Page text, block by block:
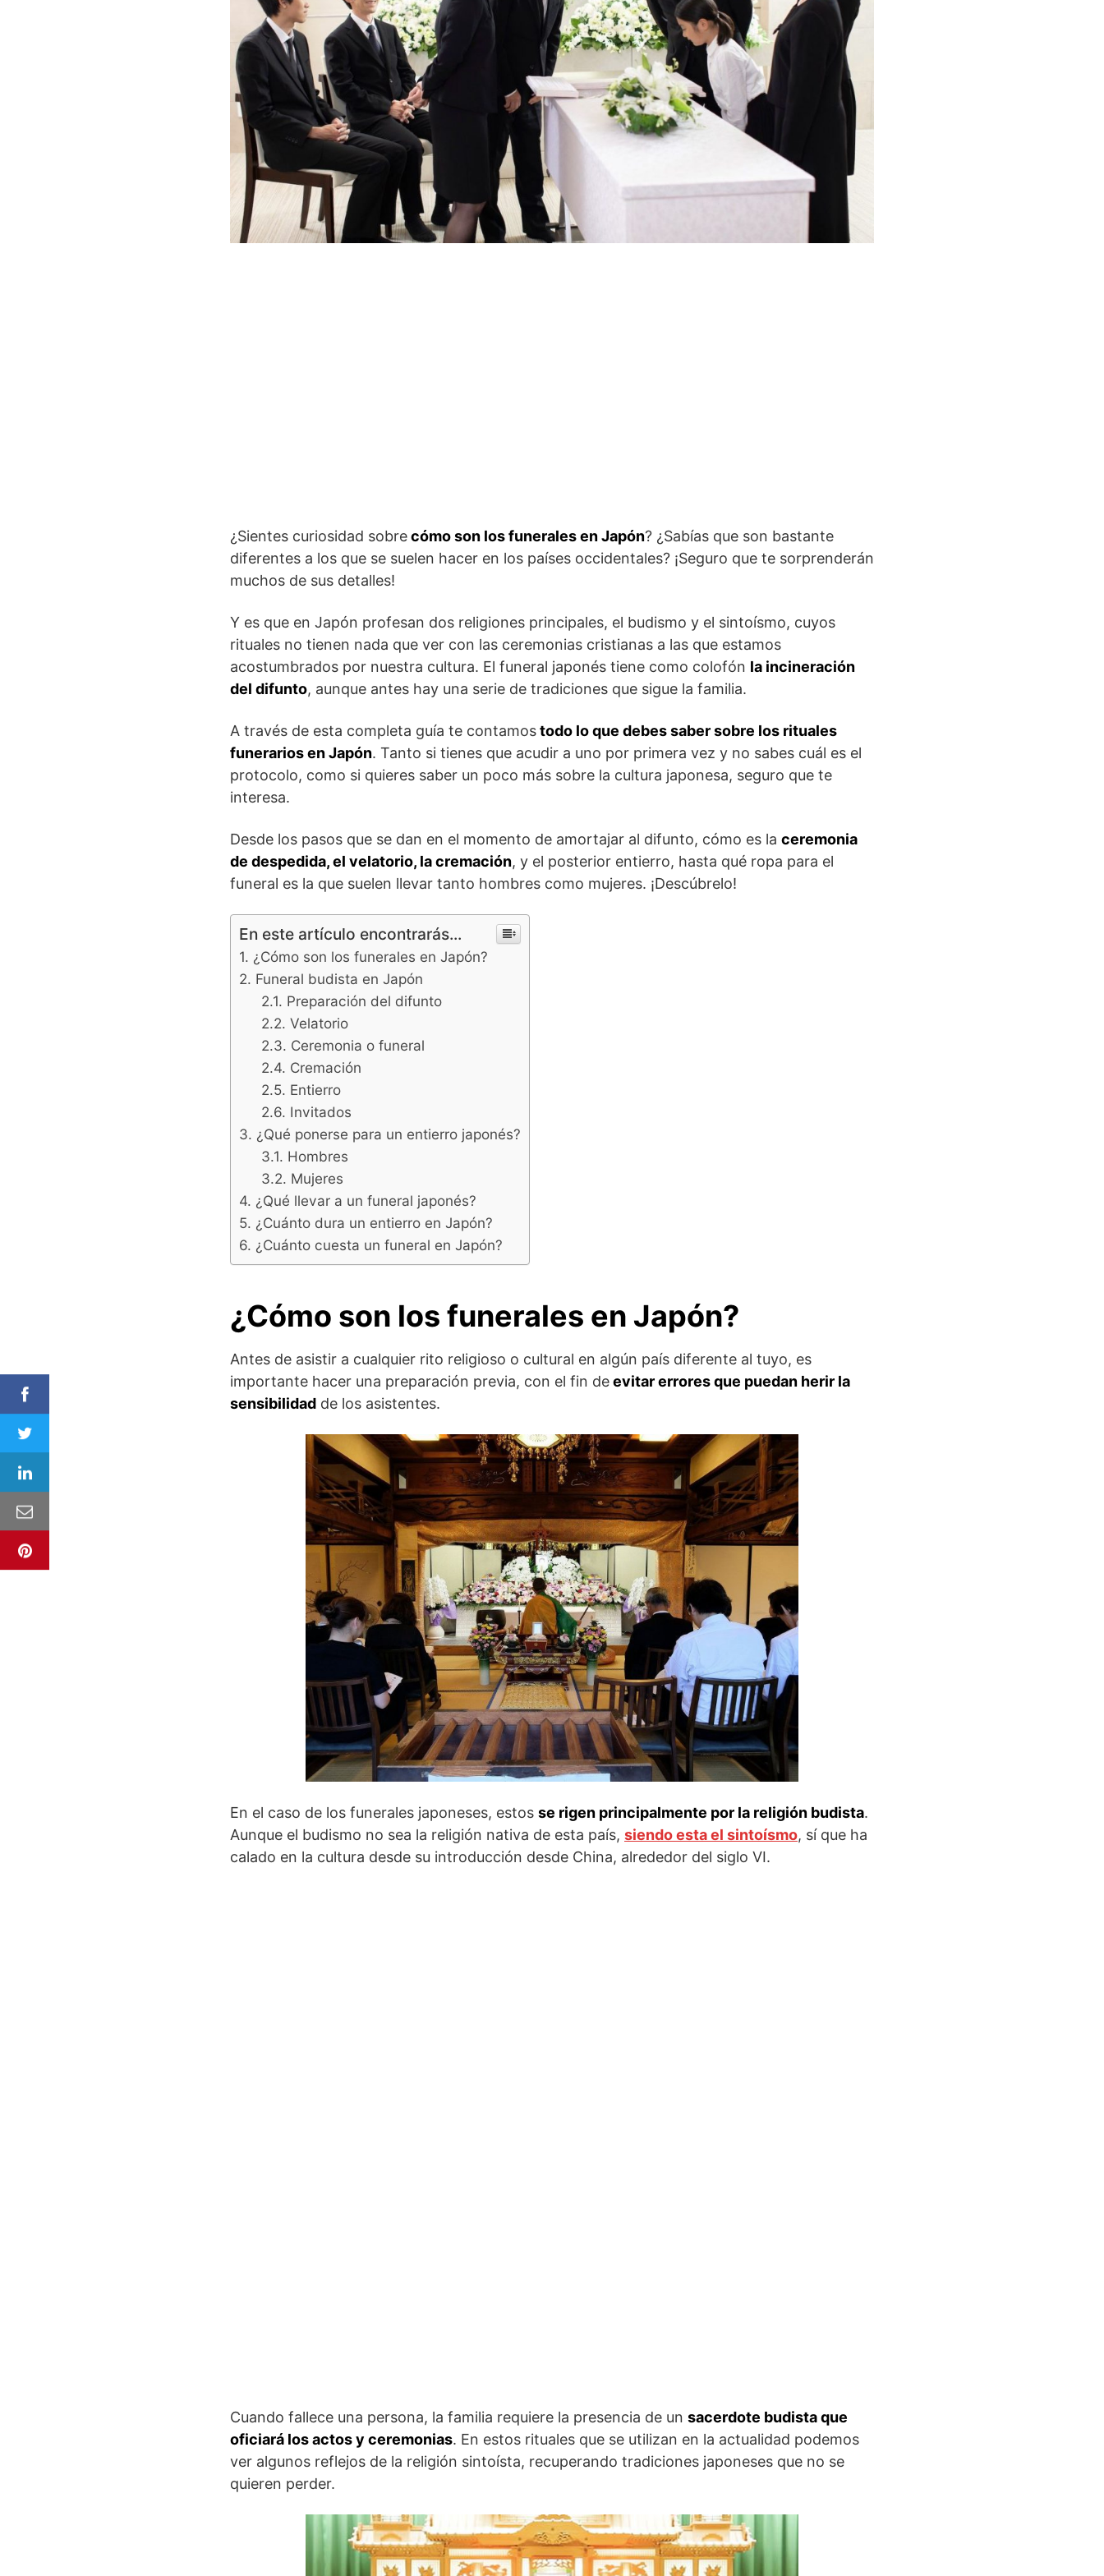
¿Sientes curiosidad sobrecómo son los funerales en Japón? ¿Sabías que son bastante
diferentes a los que se suelen hacer en los países occidentales? ¡Seguro que te sorprenderán
muchos de sus detalles!
Y es que en Japón profesan dos religiones principales, el budismo y el sintoísmo, cuyos
rituales no tienen nada que ver con las ceremonias cristianas a las que estamos
acostumbrados por nuestra cultura. El funeral japonés tiene como colofón la incineración
del difunto, aunque antes hay una serie de tradiciones que sigue la familia.
A través de esta completa guía te contamostodo lo que debes saber sobre los rituales
funerarios en Japón. Tanto si tienes que acudir a uno por primera vez y no sabes cuál es el
protocolo, como si quieres saber un poco más sobre la cultura japonesa, seguro que te
interesa.
Desde los pasos que se dan en el momento de amortajar al difunto, cómo es la ceremonia
de despedida, el velatorio, la cremación, y el posterior entierro, hasta qué ropa para el
funeral es la que suelen llevar tanto hombres como mujeres. ¡Descúbrelo!
En este artículo encontrarás...
¿Cómo son los funerales en Japón?
Funeral budista en Japón
Preparación del difunto
Velatorio
Ceremonia o funeral
Cremación
Entierro
Invitados
¿Qué ponerse para un entierro japonés?
Hombres
Mujeres
¿Qué llevar a un funeral japonés?
¿Cuánto dura un entierro en Japón?
¿Cuánto cuesta un funeral en Japón?
¿Cómo son los funerales en Japón?
Antes de asistir a cualquier rito religioso o cultural en algún país diferente al tuyo, es
importante hacer una preparación previa, con el fin deevitar errores que puedan herir la
sensibilidad de los asistentes.
En el caso de los funerales japoneses, estos se rigen principalmente por la religión budista.
Aunque el budismo no sea la religión nativa de esta país, siendo esta el sintoísmo, sí que ha
calado en la cultura desde su introducción desde China, alrededor del siglo VI.
Cuando fallece una persona, la familia requiere la presencia de un sacerdote budista que
oficiará los actos y ceremonias. En estos rituales que se utilizan en la actualidad podemos
ver algunos reflejos de la religión sintoísta, recuperando tradiciones japoneses que no se
quieren perder.